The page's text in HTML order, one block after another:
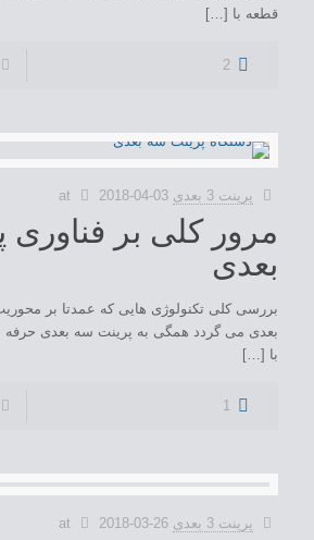
قطعه با […]
2
پرینت 3 بعدی at 2018-04-03
مرور کلی بر
بعدی
بررسی کلی تکنولوژی هایی که عمدتا بر
بعدی می گردد همگی به پرینت سه بعدی
با […]
1
پرینت 3 بعدی at 2018-03-26